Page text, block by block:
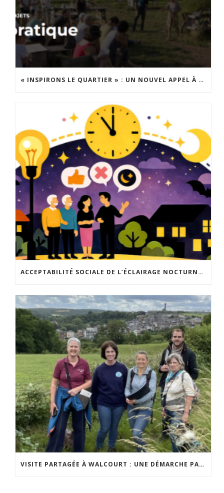
« INSPIRONS LE QUARTIER » : UN NOUVEL APPEL À PROJETS EST LANCÉ !
ACCEPTABILITÉ SOCIALE DE L’ÉCLAIRAGE NOCTURNE : LE REPLAY EST DISPONIBLE
VISITE PARTAGÉE À WALCOURT : UNE DÉMARCHE PARTICIPATIVE ANIMÉE PAR ESPACE ENVIRONNEMENT